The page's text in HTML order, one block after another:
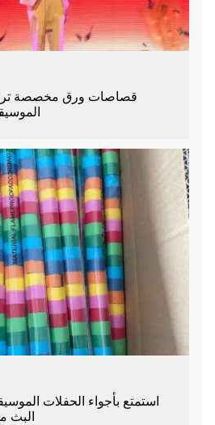
قصاصات ورق مخصصة
استمتع بأجواء الحفلات
البث